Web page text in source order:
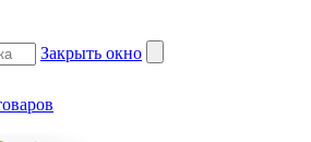
Закрыть окно